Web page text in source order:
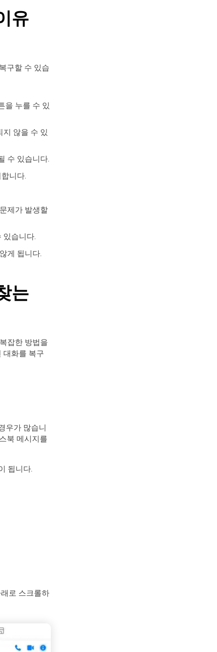
유
구할 수 있습
을 누를 수 있
않을 수 있
수 있습니다.
니다.
제가 발생할
있습니다.
게 됩니다.
는
잡한 방법을
대화를 복구
우가 많습니
북 메시지를
됩니다.
로 스크롤하